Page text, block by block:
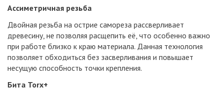
Ассиметричная резьба
Двойная резьба на острие самореза рассверливает
древесину, не позволяя расщепить её, что особенно важно
при работе близко к краю материала. Данная технология
позволяет обходиться без засверливания и повышает
несущую способность точки крепления.
Бита Torx+